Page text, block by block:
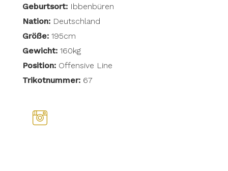
Geburtsort: Ibbenbüren
Nation:Deutschland
Größe:195cm
Gewicht:160kg
Position:Offensive Line
Trikotnummer: 67